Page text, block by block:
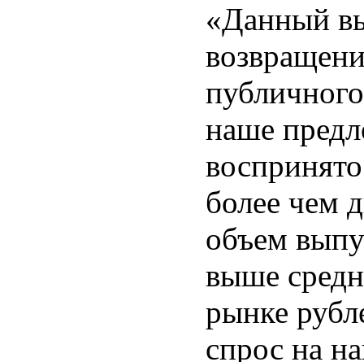
«Данный
наше
более чем
объем
выше
рынке
спрос на